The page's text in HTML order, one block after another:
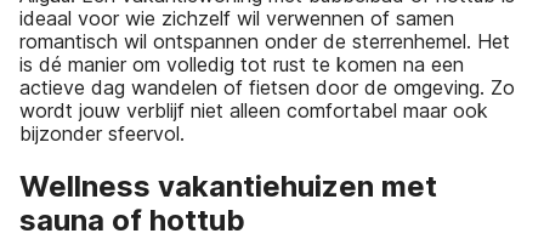
ideaal voor wie zichzelf wil verwennen of samen
romantisch wil ontspannen onder de sterrenhemel. Het
is dé manier om volledig tot rust te komen na een
actieve dag wandelen of fietsen door de omgeving. Zo
wordt jouw verblijf niet alleen comfortabel maar ook
bijzonder sfeervol.
Wellness vakantiehuizen met
sauna of hottub